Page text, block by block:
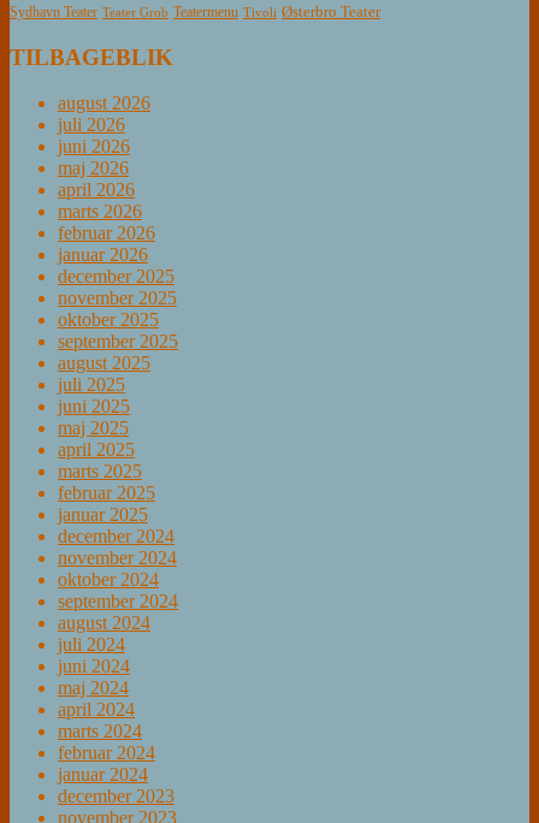
Sydhavn Teater Teater Grob Teatermenu Tivoli Østerbro Teater
TILBAGEBLIK
august 2026
juli 2026
juni 2026
maj 2026
april 2026
marts 2026
februar 2026
januar 2026
december 2025
november 2025
oktober 2025
september 2025
august 2025
juli 2025
juni 2025
maj 2025
april 2025
marts 2025
februar 2025
januar 2025
december 2024
november 2024
oktober 2024
september 2024
august 2024
juli 2024
juni 2024
maj 2024
april 2024
marts 2024
februar 2024
januar 2024
december 2023
november 2023